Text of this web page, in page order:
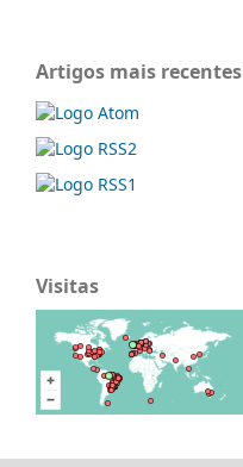
Artigos mais recentes
Visitas